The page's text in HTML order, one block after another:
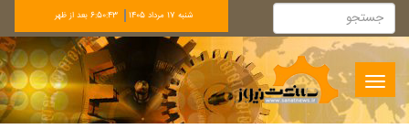
شنبه 17 مرداد 1405 6:50:43 بعد از ظهر
Toggle
navigation